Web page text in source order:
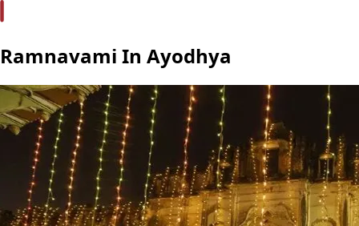
Ramnavami In Ayodhya